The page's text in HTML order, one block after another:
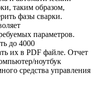
таким образом,
фазы сварки.
параметров.
до 4000
их в PDF файле. Отчет
ноутбук
средства управления